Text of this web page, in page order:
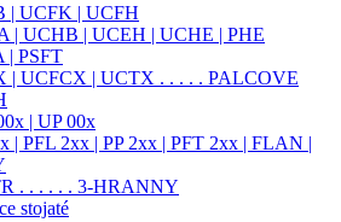
| UCFK | UCFH
| UCHB | UCEH | UCHE | PHE
| PSFT
| UCFCX | UCTX . . . . . PALCOVE
| UP 00x
| PFL 2xx | PP 2xx | PFT 2xx | FLAN |
. . . . . . 3-HRANNY
stojaté